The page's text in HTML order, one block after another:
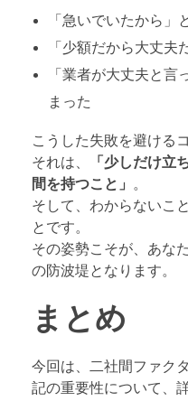
「急いでいたから」
「少額だから大丈夫
「業者が大丈夫と言
まった
こうした失敗を避ける
それは、
「少しだけ立
間を持つこと」
。
そして、わからないこ
とです。
その姿勢こそが、あな
の防波堤となります。
まとめ
今回は、二社間ファク
記の重要性について、